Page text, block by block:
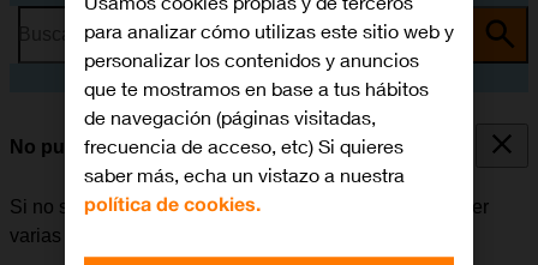
Busca por problema o tema
No puedo enviar ni recibir iMessages
Si no se puede enviar ni recibir iMessages, puede haber
varias causas posibles al problema.
para analizar cómo utilizas este sitio web y
personalizar los contenidos y anuncios
que te mostramos en base a tus hábitos
de navegación (páginas visitadas,
frecuencia de acceso, etc) Si quieres
saber más, echa un vistazo a nuestra
política de cookies.